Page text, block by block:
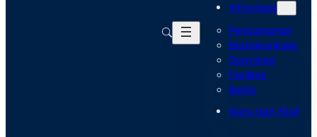
Informasi
Pengumuman
Ekstrakurikuler
Download
Fasilitas
Berita
Guru dan Staf